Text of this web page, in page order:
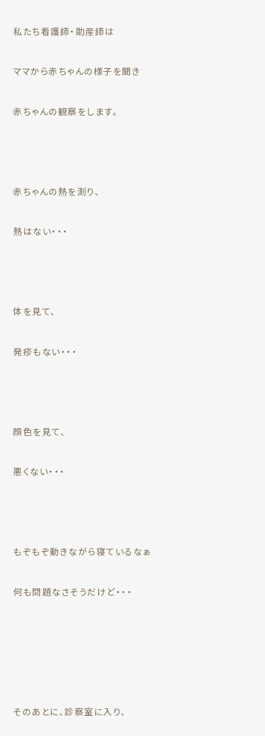
私たち看護師・助産師は
ママから赤ちゃんの様子を聞き
赤ちゃんの観察をします。
赤ちゃんの熱を測り、
熱はない・・・
体を見て、
発疹もない・・・
顔色を見て、
悪くない・・・
もぞもぞ動きながら寝ているなぁ
何も問題なさそうだけど・・・
そのあとに、診察室に入り、